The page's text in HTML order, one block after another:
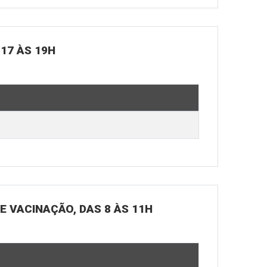
ÀS 19H
VACINAÇÃO, DAS 8 ÀS 11H